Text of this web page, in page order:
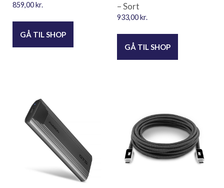
859,00 kr.
GÅ TIL SHOP
– Sort
933,00 kr.
GÅ TIL SHOP